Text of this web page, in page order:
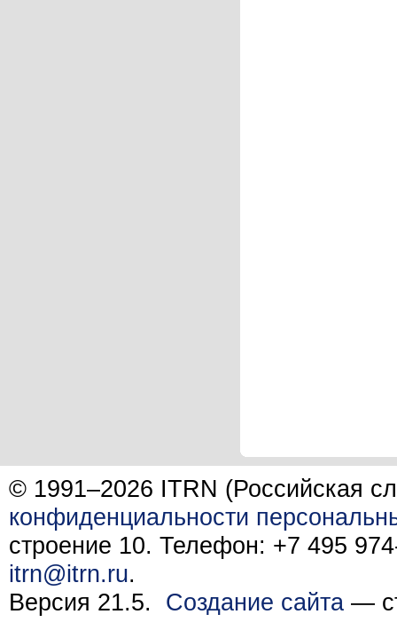
© 1991–2026 ITRN (Российская
конфиденциальности
строение 10. Телефон: +7 495
itrn@itrn.ru.
Версия 21.5. Создание сайта —